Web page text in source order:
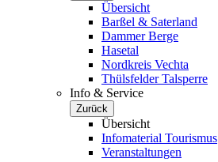
Übersicht
Barßel & Saterland
Dammer Berge
Hasetal
Nordkreis Vechta
Thülsfelder Talsperre
Info & Service
Zurück
Übersicht
Infomaterial Tourismus
Veranstaltungen